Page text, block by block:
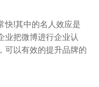
快!其中的名人效应是
业把微博进行企业认
可以有效的提升品牌的